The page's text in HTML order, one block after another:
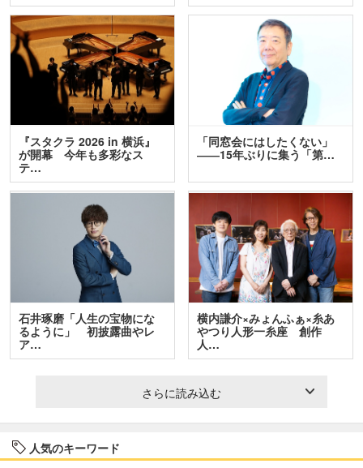
『スタクラ 2026 in 横浜』
が開幕 今年も多彩なス
テ…
「同窓会にはしたくない」
――15年ぶりに集う「第…
石井琢磨「人生の宝物にな
るように」 初披露曲やレ
ア…
横内謙介×みょんふぁ×糸あ
やつり人形一糸座 創作
人…
さらに読み込む
人気のキーワード